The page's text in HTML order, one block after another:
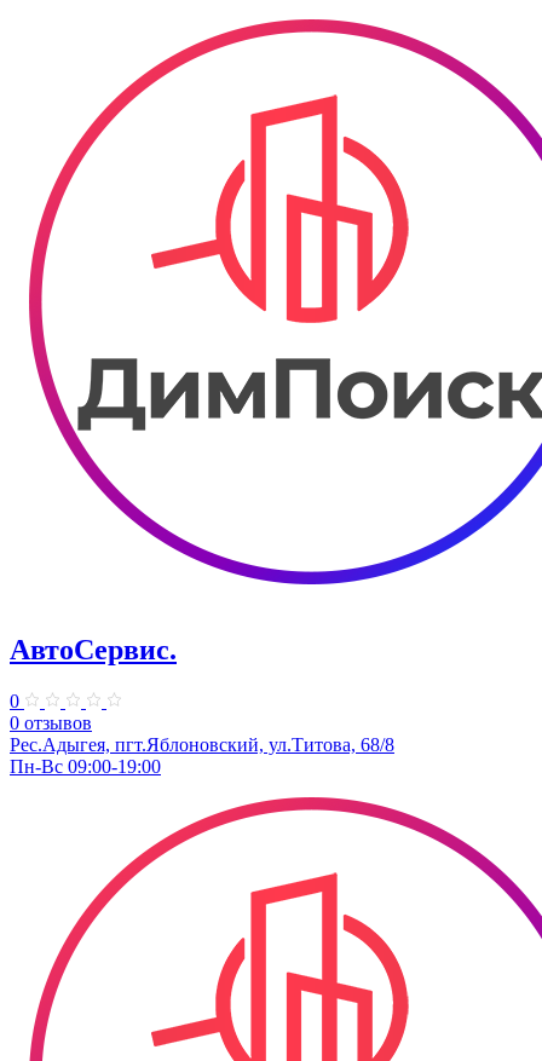
АвтоСервис.
0
0 отзывов
Рес.Адыгея, пгт.Яблоновский, ул.Титова, 68/8
Пн-Вс 09:00-19:00